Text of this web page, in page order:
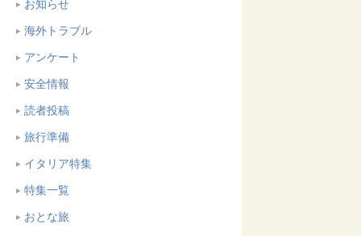
お知らせ
海外トラブル
アンケート
安全情報
読者投稿
旅行準備
イタリア特集
特集一覧
おとな旅